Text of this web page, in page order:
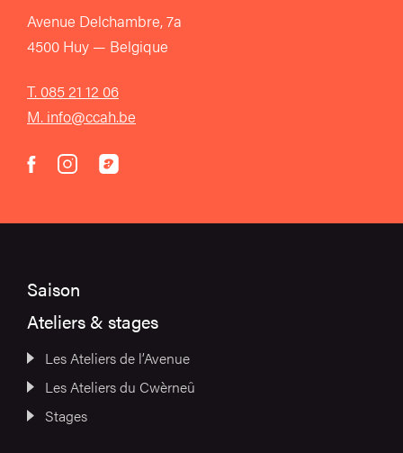
Avenue Delchambre, 7a
4500 Huy — Belgique
T. 085 21 12 06
M. info@ccah.be
facebook
instagram
acast
Saison
Ateliers & stages
Les Ateliers de l’Avenue
Les Ateliers du Cwèrneû
Stages